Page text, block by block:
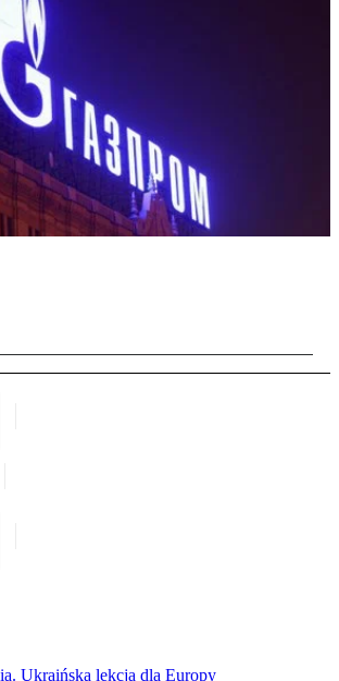
Ukraińska lekcja dla Europy